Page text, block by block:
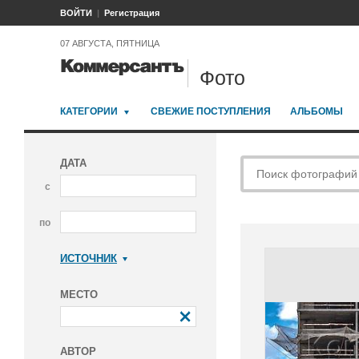
ВОЙТИ Регистрация
07 АВГУСТА, ПЯТНИЦА
Фото
КАТЕГОРИИ СВЕЖИЕ ПОСТУПЛЕНИЯ АЛЬБОМЫ
ДАТА
с
по
ИСТОЧНИК
МЕСТО
АВТОР